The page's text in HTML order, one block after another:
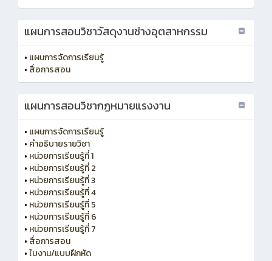
แผนการสอนวิชาวัสดุงานช่างอุตสาหกรรม
• แผนการจัดการเรียนรู้
• สื่อการสอน
แผนการสอนวิชากฏหมายแรงงาน
• แผนการจัดการเรียนรู้
• คำอธิบายรายวิชา
• หน่วยการเรียนรู้ที่ 1
• หน่วยการเรียนรู้ที่ 2
• หน่วยการเรียนรู้ที่ 3
• หน่วยการเรียนรู้ที่ 4
• หน่วยการเรียนรู้ที่ 5
• หน่วยการเรียนรู้ที่ 6
• หน่วยการเรียนรู้ที่ 7
• สื่อการสอน
•ใบงาน/แบบฝึกหัด